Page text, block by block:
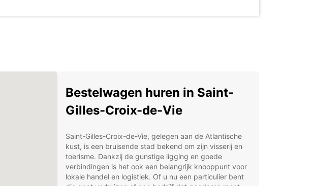
Bestelwagen huren in Saint-
Gilles-Croix-de-Vie
Saint-Gilles-Croix-de-Vie, gelegen aan de Atlantische
kust, is een bruisende stad bekend om zijn visserij en
toerisme. Dankzij de gunstige ligging en goede
verbindingen is het ook een belangrijk knooppunt voor
lokale handel en logistiek. Of u nu een particulier bent